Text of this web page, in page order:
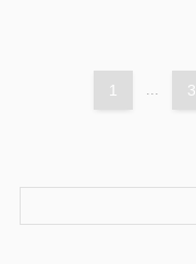
1 ... 3